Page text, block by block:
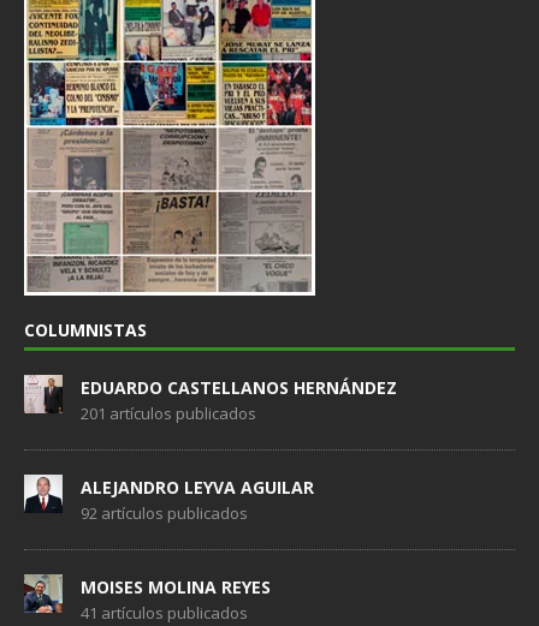
COLUMNISTAS
EDUARDO CASTELLANOS HERNÁNDEZ
201 artículos publicados
ALEJANDRO LEYVA AGUILAR
92 artículos publicados
MOISES MOLINA REYES
41 artículos publicados